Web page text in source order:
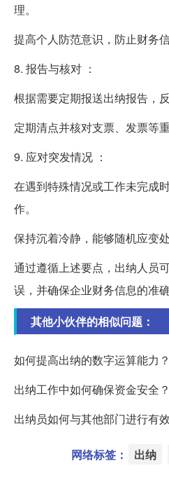
理。
提高个人防范意识，防止财务信
8. 报告与核对 ：
根据需要定期报送出纳报告，
定期清点并核对支票、发票等重
9. 应对突发情况 ：
在遇到特殊情况或工作未完成
作。
保持沉着冷静，能够随机应变
通过遵循上述要点，出纳人员
误，并确保企业财务信息的准
其他小伙伴的相似问题：
如何提高出纳的数字运算能力？
出纳工作中如何确保资金安全？
出纳员如何与其他部门进行有
网络标签： 出纳